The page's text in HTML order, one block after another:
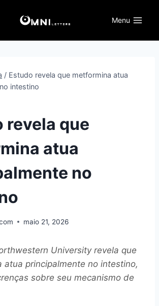
Menu
/ Estudo revela que metformina atua
intestino
revela que
atua
no
maio 21, 2026
University revela que
atua principalmente no intestino,
sobre seu mecanismo de